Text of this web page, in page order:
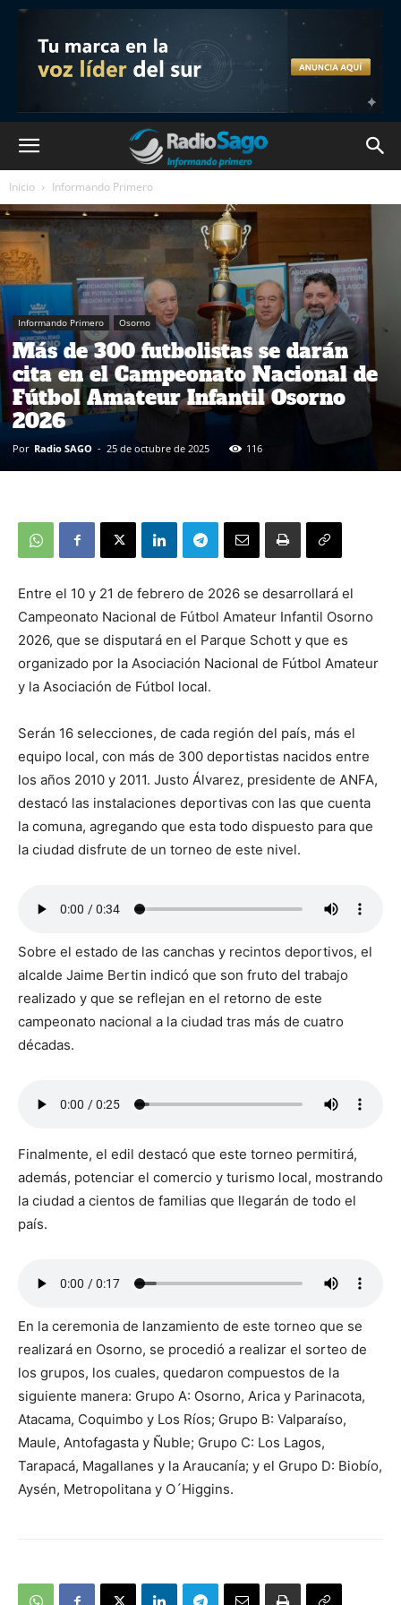
Inicio Informando Primero
Informando Primero Osorno
Más de 300 futbolistas se darán
cita en el Campeonato Nacional de
Fútbol Amateur Infantil Osorno
2026
Por Radio SAGO - 25 de octubre de 2025 116
Entre el 10 y 21 de febrero de 2026 se desarrollará el
Campeonato Nacional de Fútbol Amateur Infantil Osorno
2026, que se disputará en el Parque Schott y que es
organizado por la Asociación Nacional de Fútbol Amateur
y la Asociación de Fútbol local.
Serán 16 selecciones, de cada región del país, más el
equipo local, con más de 300 deportistas nacidos entre
los años 2010 y 2011. Justo Álvarez, presidente de ANFA,
destacó las instalaciones deportivas con las que cuenta
la comuna, agregando que esta todo dispuesto para que
la ciudad disfrute de un torneo de este nivel.
Sobre el estado de las canchas y recintos deportivos, el
alcalde Jaime Bertin indicó que son fruto del trabajo
realizado y que se reflejan en el retorno de este
campeonato nacional a la ciudad tras más de cuatro
décadas.
Finalmente, el edil destacó que este torneo permitirá,
además, potenciar el comercio y turismo local, mostrando
la ciudad a cientos de familias que llegarán de todo el
país.
En la ceremonia de lanzamiento de este torneo que se
realizará en Osorno, se procedió a realizar el sorteo de
los grupos, los cuales, quedaron compuestos de la
siguiente manera: Grupo A: Osorno, Arica y Parinacota,
Atacama, Coquimbo y Los Ríos; Grupo B: Valparaíso,
Maule, Antofagasta y Ñuble; Grupo C: Los Lagos,
Tarapacá, Magallanes y la Araucanía; y el Grupo D: Biobío,
Aysén, Metropolitana y O´Higgins.